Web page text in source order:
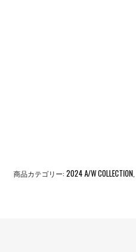
商品カテゴリー: 2024 A/W COLLECTION